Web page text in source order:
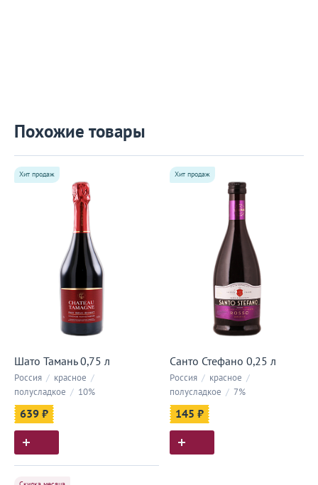
Похожие товары
Хит продаж
Шато Тамань 0,75 л
Россия / красное /
полусладкое / 10%
639 ₽
Хит продаж
Санто Стефано 0,25 л
Россия / красное /
полусладкое / 7%
145 ₽